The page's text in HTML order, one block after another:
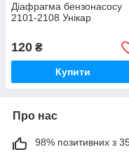
Діафрагма бензонасосу
2101-2108 Унікар
120 ₴
Купити
Про нас
98% позитивних з